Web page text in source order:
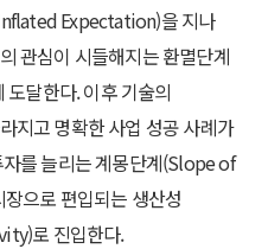
Expectation)을 지나
관심이 시들해지는 환멸단계
달한다. 이후 기술의
지고 명확한 사업 성공 사례가
를 늘리는 계몽단계(Slope of
으로 편입되는 생산성
로 진입한다.